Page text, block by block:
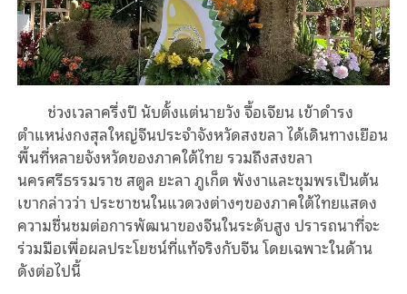
ช่วงเวลาครึ่งปี นับตั้งแต่นายวัง จื้อเจียน เข้าดำรง
ตำแหน่งกงสุลใหญ่จีนประจำจังหวัดสงขลา ได้เดินทางเยือน
พื้นที่หลายจังหวัดของภาคใต้ไทย รวมถึงสงขลา
นครศรีธรรมราช สตูล ยะลา ภูเก็ต พังงาและชุมพรเป็นต้น
เขากล่าวว่า ประชาชนในแวดวงต่างๆของภาคใต้ไทยแสดง
ความชื่นชมต่อการพัฒนาของจีนในระดับสูง ปรารถนาที่จะ
ร่วมมือเพื่อผลประโยชน์ที่แท้จริงกับจีน โดยเฉพาะในด้าน
ดังต่อไปนี้